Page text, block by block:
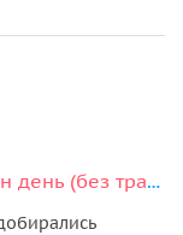
Нуса Пенида по-максимуму за один день (без трансфера из отеля)